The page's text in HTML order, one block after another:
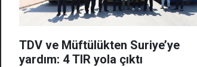
TDV ve Müftülükten Suriye’ye
yardım: 4 TIR yola çıktı